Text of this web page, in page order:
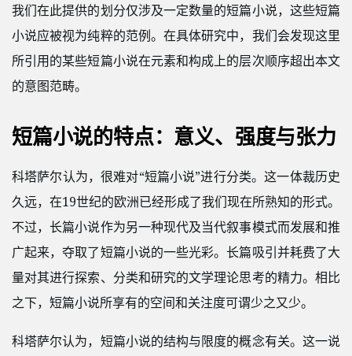
我们在此提供的划分仅涉及一定数量的短篇小说，这些短篇
小说应被视为纯粹的范例。在具体研究中，我们会发现这里
所引用的某些短篇小说在元素和构成上的层次顺序超出本文
的意图范畴。
短篇小说的特点：意义、强度与张力
科塔萨尔认为，很难对“短篇小说”进行分类。这一体裁历史
久远，在19世纪的欧洲已经形成了我们现在所熟知的形式。
不过，长篇小说作为另一种现代及当代叙事模式而发展和推
广起来，夺取了短篇小说的一些光彩。长篇吸引并耗费了大
量对其进行探索、分类和研究的文学理论思考的精力。相比
之下，短篇小说所享有的空间和关注度可谓少之又少。
科塔萨尔认为，短篇小说的结构与限度的概念有关。这一说